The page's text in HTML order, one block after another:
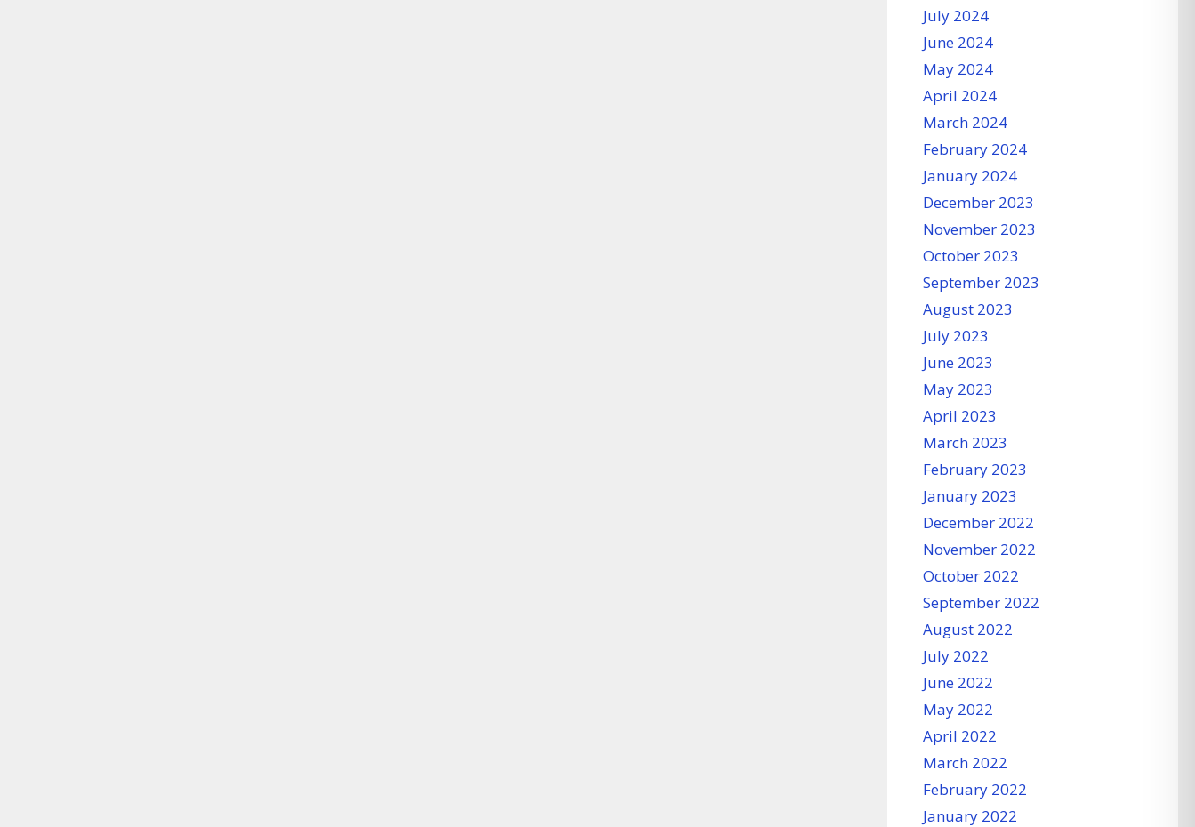
July 2024
June 2024
May 2024
April 2024
March 2024
February 2024
January 2024
December 2023
November 2023
October 2023
September 2023
August 2023
July 2023
June 2023
May 2023
April 2023
March 2023
February 2023
January 2023
December 2022
November 2022
October 2022
September 2022
August 2022
July 2022
June 2022
May 2022
April 2022
March 2022
February 2022
January 2022